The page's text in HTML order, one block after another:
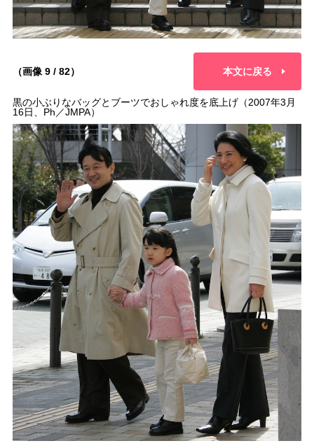
（画像 9 / 82） 本文に戻る
黒の小ぶりなバッグとブーツでおしゃれ度を底上げ（2007年3月
16日、Ph／JMPA）